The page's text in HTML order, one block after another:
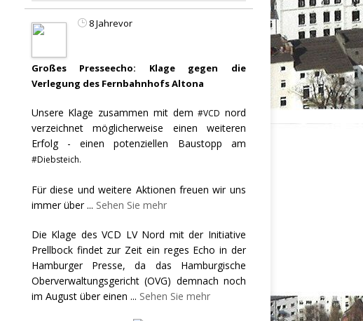
8 Jahrevor
Großes Presseecho: Klage gegen die
Verlegung des Fernbahnhofs Altona
Unsere Klage zusammen mit dem#VCD nord
verzeichnet möglicherweise einen weiteren
Erfolg - einen potenziellen Baustopp am
#Diebsteich.
Für diese und weitere Aktionen freuen wir uns
immer über... Sehen Sie mehr
Die Klage des VCD LV Nord mit der Initiative
Prellbock findet zur Zeit ein reges Echo in der
Hamburger Presse, da das Hamburgische
Oberverwaltungsgericht (OVG) demnach noch
im August über einen ... Sehen Sie mehr